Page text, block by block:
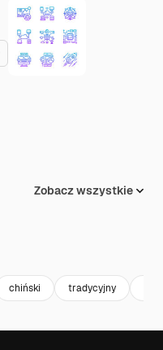
Zobacz wszystkie
chiński tradycyjny